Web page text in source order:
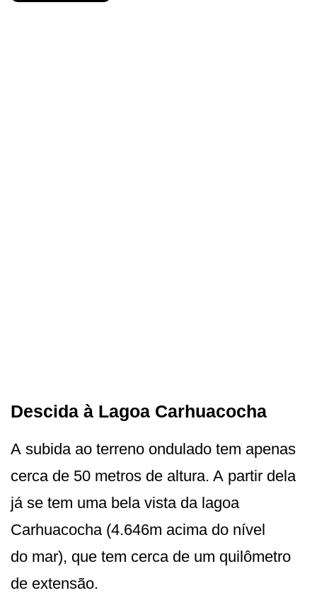
Descida à Lagoa Carhuacocha
A subida ao terreno ondulado tem apenas
cerca de 50 metros de altura. A partir dela
já se tem uma bela vista da lagoa
Carhuacocha (4.646m acima do nível
do mar), que tem cerca de um quilômetro
de extensão.